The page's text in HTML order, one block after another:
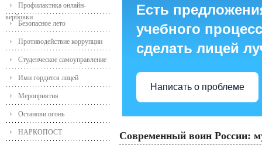
Профилактика онлайн-
вербовки
Безопасное лето
Противодействие коррупции
Студенческое самоуправление
Ими гордится лицей
Мероприятия
Останови огонь
НАРКОПОСТ
Есть
учебного
сделать лицей
Написать о проблеме
Современный воин России: